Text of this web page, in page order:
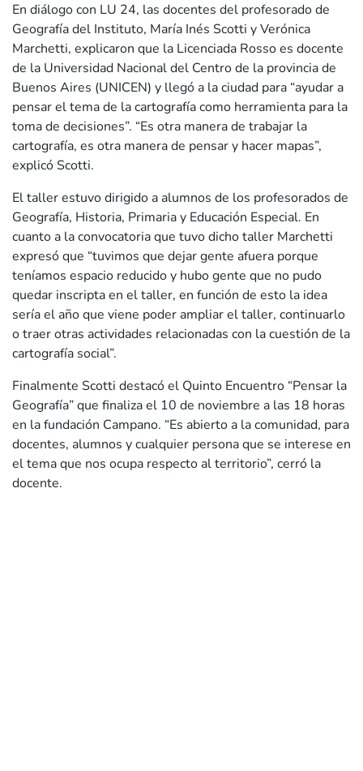
En diálogo con LU 24, las docentes del profesorado de
Geografía del Instituto, María Inés Scotti y Verónica
Marchetti, explicaron que la Licenciada Rosso es docente
de la Universidad Nacional del Centro de la provincia de
Buenos Aires (UNICEN) y llegó a la ciudad para “ayudar a
pensar el tema de la cartografía como herramienta para la
toma de decisiones”. “Es otra manera de trabajar la
cartografía, es otra manera de pensar y hacer mapas”,
explicó Scotti.
El taller estuvo dirigido a alumnos de los profesorados de
Geografía, Historia, Primaria y Educación Especial. En
cuanto a la convocatoria que tuvo dicho taller Marchetti
expresó que “tuvimos que dejar gente afuera porque
teníamos espacio reducido y hubo gente que no pudo
quedar inscripta en el taller, en función de esto la idea
sería el año que viene poder ampliar el taller, continuarlo
o traer otras actividades relacionadas con la cuestión de la
cartografía social”.
Finalmente Scotti destacó el Quinto Encuentro “Pensar la
Geografía” que finaliza el 10 de noviembre a las 18 horas
en la fundación Campano. “Es abierto a la comunidad, para
docentes, alumnos y cualquier persona que se interese en
el tema que nos ocupa respecto al territorio”, cerró la
docente.